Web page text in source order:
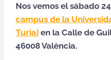
Nos vemos el sábado
campus de la
Turia) en la Calle de
46008 València.